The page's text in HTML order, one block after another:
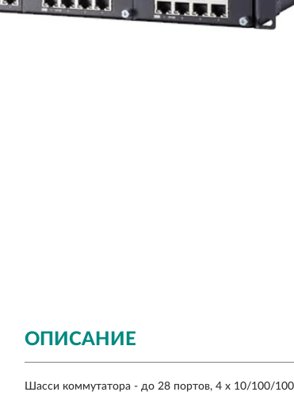
ОПИСАНИЕ
Шасси коммутатора - до 28 портов, 4 x 10/100/